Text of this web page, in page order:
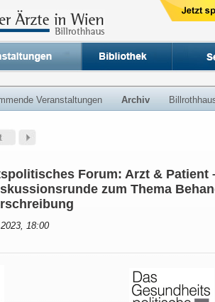
Veranstaltungen Archiv
Forum: Arzt & Patient
zum Thema
18:00